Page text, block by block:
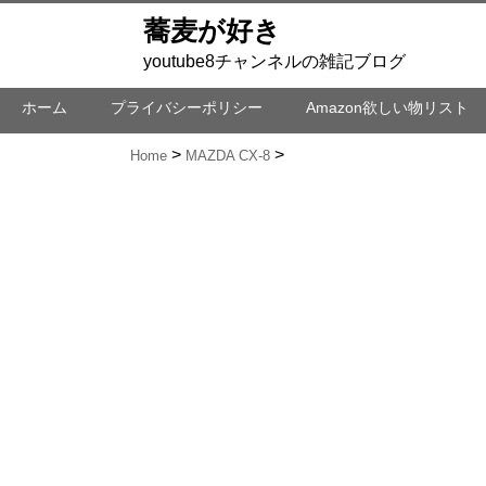
蕎麦が好き
youtube8チャンネルの雑記ブログ
ホーム プライバシーポリシー Amazon欲しい物リスト
Home MAZDA CX-8